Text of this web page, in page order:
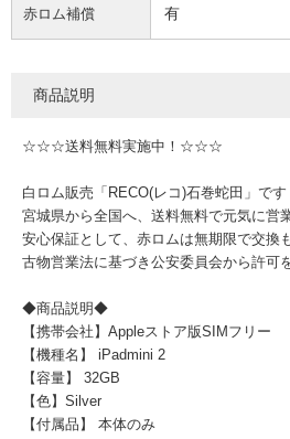
赤ロム補償 有
商品説明
☆☆☆送料無料実施中！☆☆☆
白ロム販売「RECO(レコ)石巻蛇田」です
宮城県から全国へ、送料無料で元気に営
安心保証として、赤ロムは無期限で交換
古物営業法に基づき公安委員会から許可
◆商品説明◆
【携帯会社】Appleストア版SIMフリー
【機種名】 iPadmini 2
【容量】 32GB
【色】Silver
【付属品】 本体のみ